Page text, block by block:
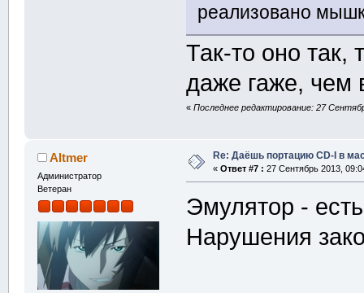
реализовано
Так-то оно так,
даже гаже, чем
«Последнее редактирование: 27
Altmer
Администратор
Ветеран
Re: Даёшь портацию CD-I в
« Ответ #7 : 27 Сентябрь 2013,
Эмулятор -
Нарушения